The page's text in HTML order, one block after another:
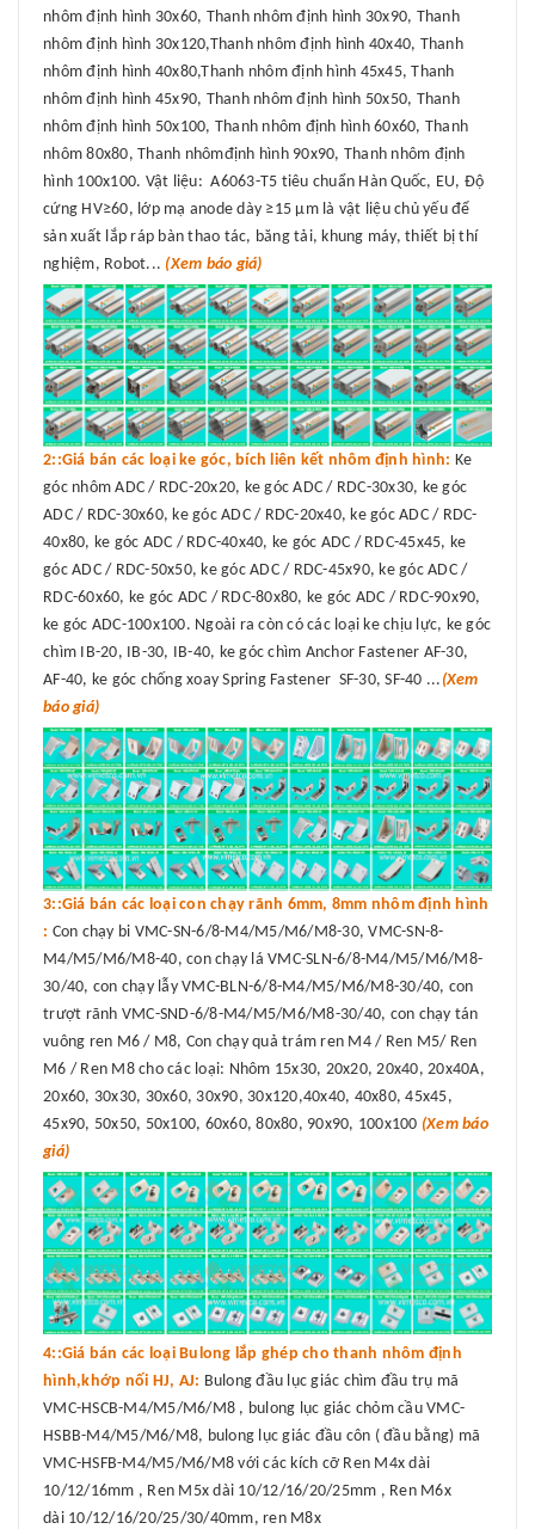
nhôm định hình 30x60, Thanh nhôm định hình 30x90, Thanh
nhôm định hình 30x120,Thanh nhôm định hình 40x40, Thanh
nhôm định hình 40x80,Thanh nhôm định hình 45x45, Thanh
nhôm định hình 45x90, Thanh nhôm định hình 50x50, Thanh
nhôm định hình 50x100, Thanh nhôm định hình 60x60, Thanh
nhôm 80x80, Thanh nhômđịnh hình 90x90, Thanh nhôm định
hình 100x100. Vật liệu: A6063-T5 tiêu chuẩn Hàn Quốc, EU, Độ
cứng HV≥60, lớp mạ anode dày ≥15 μm là vật liệu chủ yếu để
sản xuất lắp ráp bàn thao tác, băng tải, khung máy, thiết bị thí
nghiệm, Robot... (Xem báo giá)
2::Giá bán các loại ke góc, bích liên kết nhôm định hình: Ke
góc nhôm ADC / RDC-20x20, ke góc ADC / RDC-30x30, ke góc
ADC / RDC-30x60, ke góc ADC / RDC-20x40, ke góc ADC / RDC-
40x80, ke góc ADC / RDC-40x40, ke góc ADC / RDC-45x45, ke
góc ADC / RDC-50x50, ke góc ADC / RDC-45x90, ke góc ADC /
RDC-60x60, ke góc ADC / RDC-80x80, ke góc ADC / RDC-90x90,
ke góc ADC-100x100. Ngoài ra còn có các loại ke chịu lực, ke góc
chìm IB-20, IB-30, IB-40, ke góc chìm Anchor Fastener AF-30,
AF-40, ke góc chống xoay Spring Fastener SF-30, SF-40 ... (Xem
báo giá)
3::Giá bán các loại con chạy rãnh 6mm, 8mm nhôm định hình
: Con chạy bi VMC-SN-6/8-M4/M5/M6/M8-30, VMC-SN-8-
M4/M5/M6/M8-40, con chạy lá VMC-SLN-6/8-M4/M5/M6/M8-
30/40, con chạy lẫy VMC-BLN-6/8-M4/M5/M6/M8-30/40, con
trượt rãnh VMC-SND-6/8-M4/M5/M6/M8-30/40, con chạy tán
vuông ren M6 / M8, Con chạy quả trám ren M4 / Ren M5/ Ren
M6 / Ren M8 cho các loại: Nhôm 15x30, 20x20, 20x40, 20x40A,
20x60, 30x30, 30x60, 30x90, 30x120,40x40, 40x80, 45x45,
45x90, 50x50, 50x100, 60x60, 80x80, 90x90, 100x100 (Xem báo
giá)
4::Giá bán các loại Bulong lắp ghép cho thanh nhôm định
hình,khớp nối HJ, AJ: Bulong đầu lục giác chìm đầu trụ mã
VMC-HSCB-M4/M5/M6/M8 , bulong lục giác chỏm cầu VMC-
HSBB-M4/M5/M6/M8, bulong lục giác đầu côn ( đầu bằng) mã
VMC-HSFB-M4/M5/M6/M8 với các kích cỡ Ren M4x dài
10/12/16mm , Ren M5x dài 10/12/16/20/25mm , Ren M6x
dài 10/12/16/20/25/30/40mm, ren M8x